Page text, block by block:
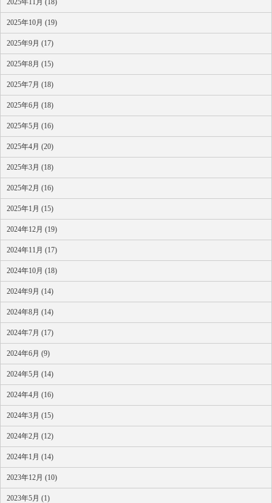
2025年10月 (19)
2025年9月 (17)
2025年8月 (15)
2025年7月 (18)
2025年6月 (18)
2025年5月 (16)
2025年4月 (20)
2025年3月 (18)
2025年2月 (16)
2025年1月 (15)
2024年12月 (19)
2024年11月 (17)
2024年10月 (18)
2024年9月 (14)
2024年8月 (14)
2024年7月 (17)
2024年6月 (9)
2024年5月 (14)
2024年4月 (16)
2024年3月 (15)
2024年2月 (12)
2024年1月 (14)
2023年12月 (10)
2023年5月 (1)